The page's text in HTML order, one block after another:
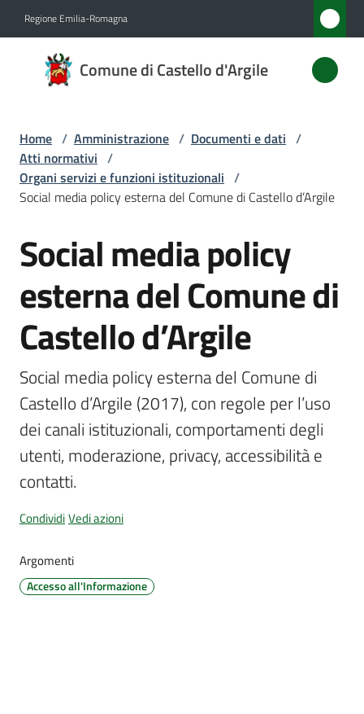
Regione Emilia-Romagna
Comune di Castello d'Argile
Comune
di
d'Argile
Amministrazione
Novità
Servizi
Vivere
Castello
d'Argile
Amministrazione
Trasparente
gli
argomenti...
Home / Amministrazione / Documenti e dati /
Atti normativi /
Organi servizi e funzioni istituzionali /
Social media policy esterna del Comune di Castello d’Argile
Salta al contenuto
Social media policy
esterna del Comune di
Castello d’Argile
Social media policy esterna del Comune di
Castello d’Argile (2017), con regole per l’uso
dei canali istituzionali, comportamenti degli
utenti, moderazione, privacy, accessibilità e
contatti.
CondividiVedi azioni
Argomenti
Accesso all'Informazione